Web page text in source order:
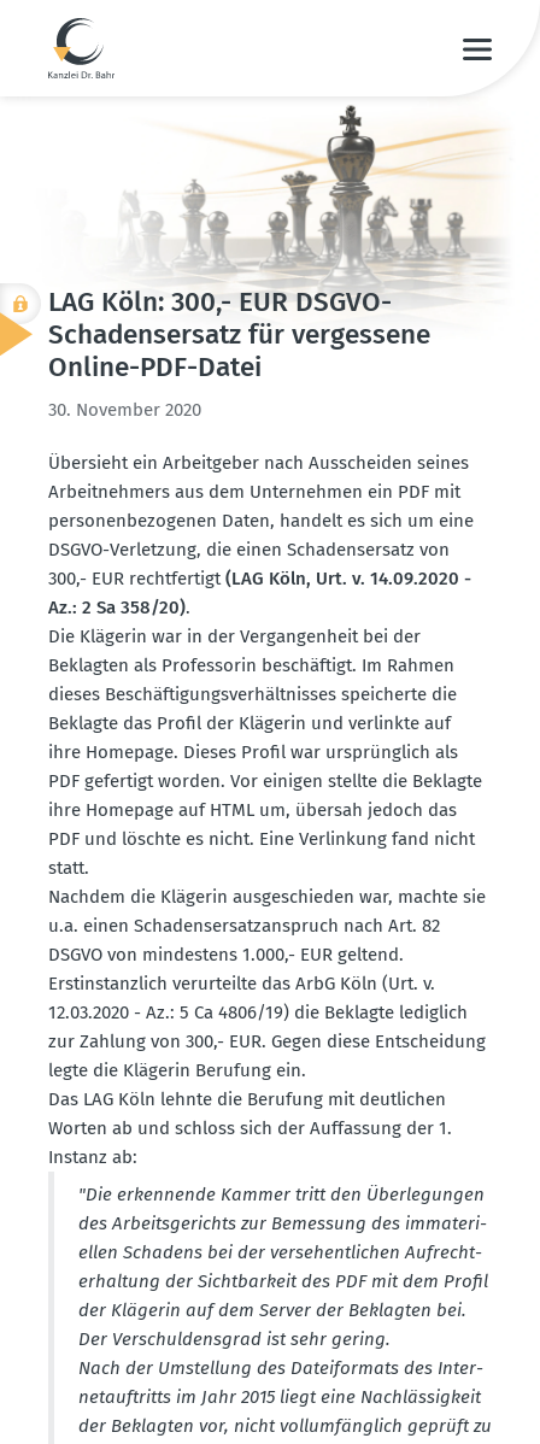
LAG Köln: 300,- EUR DSGVO-
Schadens­ersatz für vergessene
Online-PDF-Datei
30. November 2020
Übersieht ein Arbeit­geber nach Ausscheiden seines
Arbeit­nehmers aus dem Unter­nehmen ein PDF mit
perso­nen­be­zo­genen Daten, handelt es sich um eine
DSGVO-Verletzung, die einen Schadens­ersatz von
300,- EUR recht­fertigt(LAG Köln, Urt. v. 14.09.2020 -
Az.: 2 Sa 358/20).
Die Klägerin war in der Vergan­genheit bei der
Beklagten als Profes­sorin beschäftigt. Im Rahmen
dieses Beschäf­ti­gungs­ver­hält­nisses speicherte die
Beklagte das Profil der Klägerin und verlinkte auf
ihre Homepage. Dieses Profil war ursprünglich als
PDF gefertigt worden. Vor einigen stellte die Beklagte
ihre Homepage auf HTML um, übersah jedoch das
PDF und löschte es nicht. Eine Verlinkung fand nicht
statt.
Nachdem die Klägerin ausge­schieden war, machte sie
u.a. einen Schadens­er­satz­an­spruch nach Art. 82
DSGVO von mindestens 1.000,- EUR geltend.
Erstin­stanzlich verur­teilte das ArbG Köln (Urt. v.
12.03.2020 - Az.: 5 Ca 4806/19) die Beklagte lediglich
zur Zahlung von 300,- EUR. Gegen diese Entscheidung
legte die Klägerin Berufung ein.
Das LAG Köln lehnte die Berufung mit deutlichen
Worten ab und schloss sich der Auffassung der 1.
Instanz ab:
"Die erken­nende Kammer tritt den Überle­gungen
des Arbeits­ge­richts zur Bemessung des immate­ri­
ellen Schadens bei der verse­hent­lichen Aufrecht­
erhaltung der Sicht­barkeit des PDF mit dem Profil
der Klägerin auf dem Server der Beklagten bei.
Der Verschul­densgrad ist sehr gering.
Nach der Umstellung des Datei­formats des Inter­
net­auf­tritts im Jahr 2015 liegt eine Nachläs­sigkeit
der Beklagten vor, nicht vollum­fänglich geprüft zu